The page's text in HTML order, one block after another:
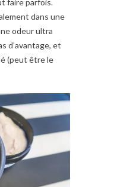
faire parfois.
dans une
odeur ultra
d’avantage, et
(peut être le